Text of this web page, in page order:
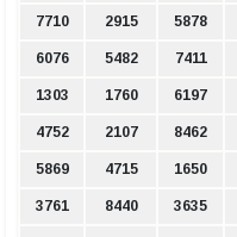
7710 2915 5878
6076 5482 7411
1303 1760 6197
4752 2107 8462
5869 4715 1650
3761 8440 3635